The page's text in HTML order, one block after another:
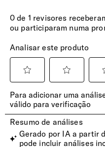
Expansível
Sim
Mala de Cabine
Pode ser transportada a
cabine atende às
Etiqueta de Identificação
Sim